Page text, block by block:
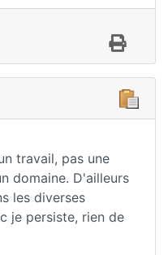
travail, pas une
domaine. D'ailleurs
les diverses
je persiste, rien de